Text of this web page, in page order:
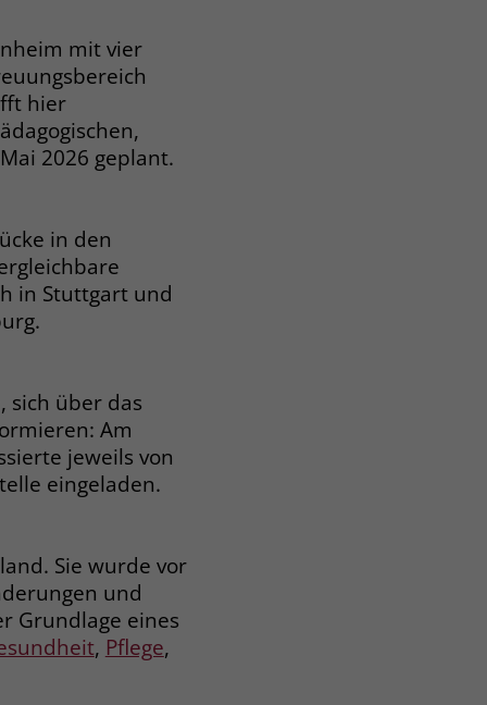
mit vier
hier
2026 geplant.
in den
in Stuttgart und
sich über das
Am
jeweils von
eingeladen.
Sie wurde vor
und
Grundlage eines
, Pflege,